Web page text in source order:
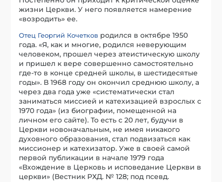
жизни Церкви. У него появляется намерение
«возродить» ее.
Отец Георгий Кочетков родился в октябре 1950
года. «Я, как и многие, родился неверующим
человеком, прошел через атеистическую школу
и пришел к вере совершенно самостоятельно
где-то в конце средней школы, в шестидесятые
годы». В 1968 году он окончил среднюю школу, а
через два года уже «систематически стал
заниматься миссией и катехизацией взрослых с
1970 года» (из биографии, помещенной на
личном его сайте). То есть с 20 лет, будучи в
Церкви новоначальным, не имея никакого
духовного образования, стал подвизаться как
миссионер и катехизатор. Уже в своей самой
первой публикации в начале 1979 года
«Вхождение в Церковь и исповедание Церкви в
церкви» (Вестник РХД. № 128; под псевд.